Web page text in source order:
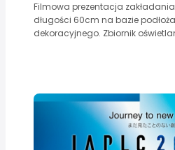
Filmowa prezentacja
długości 60cm na bazie
dekoracyjnego. Zbiornik